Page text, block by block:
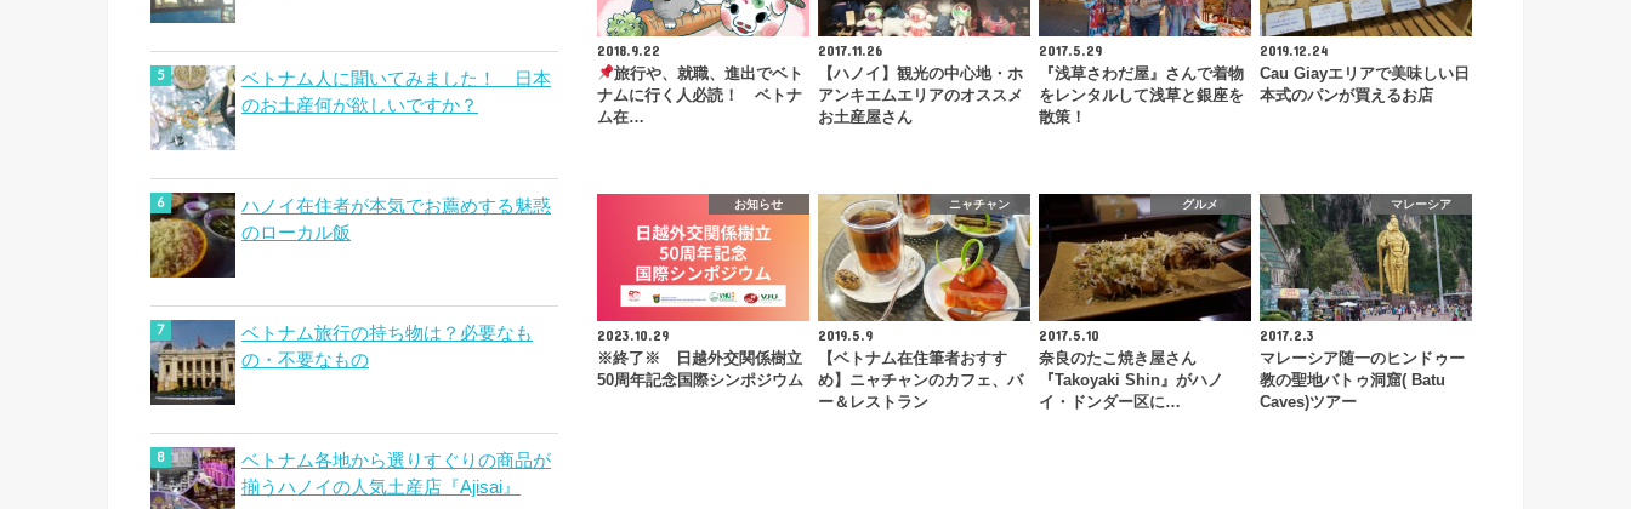
2018.9.22
旅行や、就職、進出でベト
ナムに行く人必読！ ベトナ
ム在…
2017.11.26
【ハノイ】観光の中心地・ホ
アンキエムエリアのオススメ
お土産屋さん
2017.5.29
『浅草さわだ屋』さんで着物
をレンタルして浅草と銀座を
散策！
2019.12.24
Cau Giayエリアで美味しい日
本式のパンが買えるお店
お知らせ
2023.10.29
※終了※ 日越外交関係樹立
50周年記念国際シンポジウム
ニャチャン
2019.5.9
【ベトナム在住筆者おすす
め】ニャチャンのカフェ、バ
ー＆レストラン
グルメ
2017.5.10
奈良のたこ焼き屋さん
『Takoyaki Shin』がハノ
イ・ドンダー区に…
マレーシア
2017.2.3
マレーシア随一のヒンドゥー
教の聖地バトゥ洞窟( Batu
Caves)ツアー
ベトナム人に聞いてみました！ 日本
のお土産何が欲しいですか？
ハノイ在住者が本気でお薦めする魅惑
のローカル飯
ベトナム旅行の持ち物は？必要なも
の・不要なもの
ベトナム各地から選りすぐりの商品が
揃うハノイの人気土産店『Ajisai』